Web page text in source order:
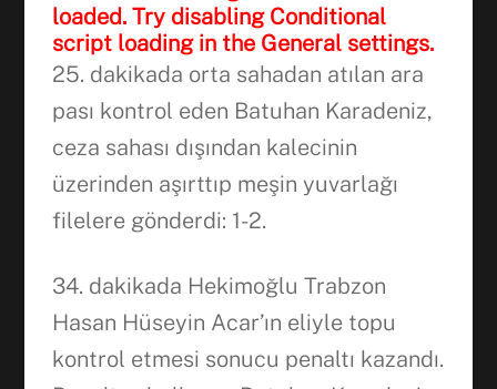
loaded. Try disabling Conditional
script loading in the General settings.
25. dakikada orta sahadan atılan ara
pası kontrol eden Batuhan Karadeniz,
ceza sahası dışından kalecinin
üzerinden aşırttıp meşin yuvarlağı
filelere gönderdi: 1-2.
34. dakikada Hekimoğlu Trabzon
Hasan Hüseyin Acar’ın eliyle topu
kontrol etmesi sonucu penaltı kazandı.